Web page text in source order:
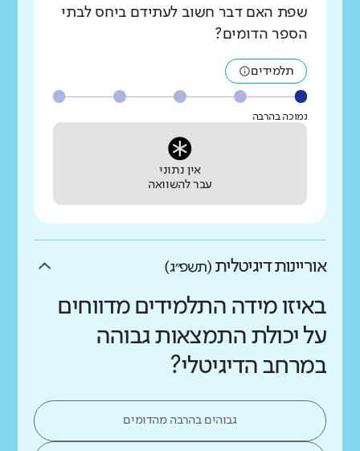
שפת האם דבר חשוב לעתידם ביחס לבתי
הספר הדומים?
תלמידים
נמוכה בהרבה
אין נתוני
עבר להשוואה
אוריינות דיגיטלית (תשפ״ג)
באיזו מידה התלמידים מדווחים
על יכולת התמצאות גבוהה
במרחב הדיגיטלי?
גבוהים בהרבה מהדומים